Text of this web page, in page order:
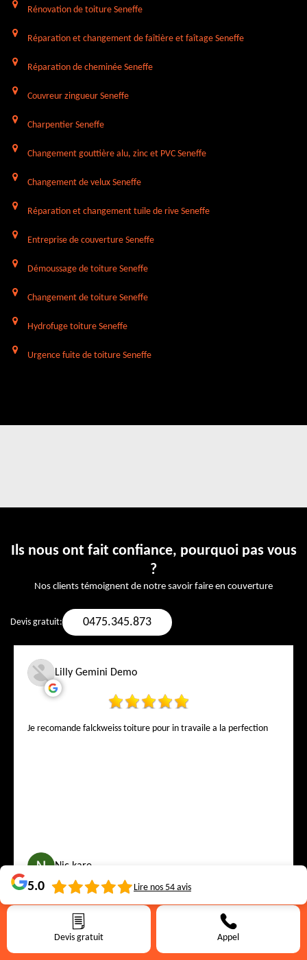
Devis gratuit Appel
Rénovation de toiture Seneffe
Réparation et changement de faîtière et faîtage Seneffe
Réparation de cheminée Seneffe
Couvreur zingueur Seneffe
Charpentier Seneffe
Changement gouttière alu, zinc et PVC Seneffe
Changement de velux Seneffe
Réparation et changement tuile de rive Seneffe
Entreprise de couverture Seneffe
Démoussage de toiture Seneffe
Changement de toiture Seneffe
Hydrofuge toiture Seneffe
Urgence fuite de toiture Seneffe
Ils nous ont fait confiance, pourquoi pas vous
?
Nos clients témoignent de notre savoir faire en couverture
Devis gratuit: 0475.345.873
Lilly Gemini Demo
Je recomande falckweiss toiture pour in travaile a la perfection
Nic kare
Très professionnel, disponible et compétent je recommande
vivement
5.0 Lire nos 54 avis